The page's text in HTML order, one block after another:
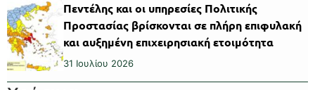
Πεντέλης και οι υπηρεσίες Πολιτικής
Προστασίας βρίσκονται σε πλήρη επιφυλακή
και αυξημένη επιχειρησιακή ετοιμότητα
31 Ιουλίου 2026